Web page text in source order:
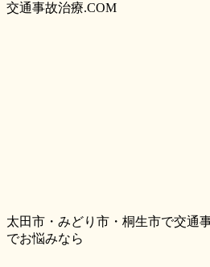
交通事故治療.COM
太田市・みどり市・桐生市で交通
でお悩みなら